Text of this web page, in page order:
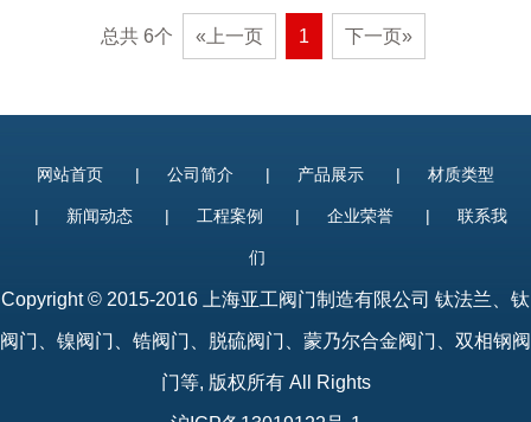
总共 6个 «上一页 1 下一页»
网站首页 | 公司简介 | 产品展示 | 材质类型
| 新闻动态 | 工程案例 | 企业荣誉 | 联系我
们
Copyright © 2015-2016 上海亚工阀门制造有限公司 钛法兰 钛
阀门 、镍阀门、锆阀门、脱硫阀门、蒙乃尔合金阀门、双相钢阀
门等, 版权所有 All Rights